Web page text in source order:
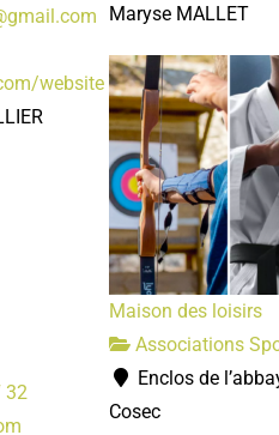
website
Maryse MALLET
Maison des loisirs
Associations
Enclos de
Cosec
32